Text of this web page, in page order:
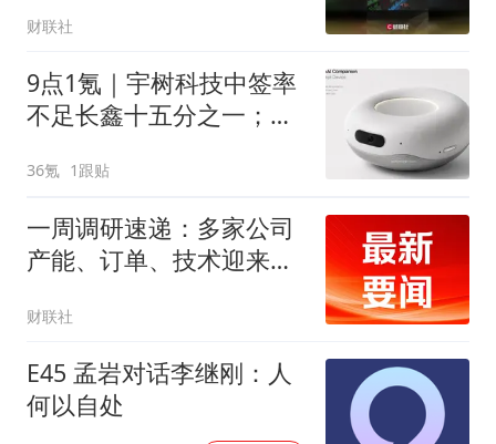
财联社
9点1氪｜宇树科技中签率
不足长鑫十五分之一；东
改票；雪佛兰将停止在华
销售
36氪 1跟贴
一周调研速递：多家公司
产能、订单、技术迎来突
算力、CPO等行业
财联社
E45 孟岩对话李继刚：人
何以自处